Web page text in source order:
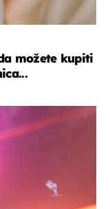
možete kupiti